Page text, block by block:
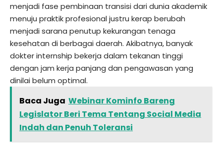
menjadi fase pembinaan transisi dari dunia akademik
menuju praktik profesional justru kerap berubah
menjadi sarana penutup kekurangan tenaga
kesehatan di berbagai daerah. Akibatnya, banyak
dokter internship bekerja dalam tekanan tinggi
dengan jam kerja panjang dan pengawasan yang
dinilai belum optimal.
Baca Juga Webinar Kominfo Bareng
Legislator Beri Tema Tentang Social Media
Indah dan Penuh Toleransi